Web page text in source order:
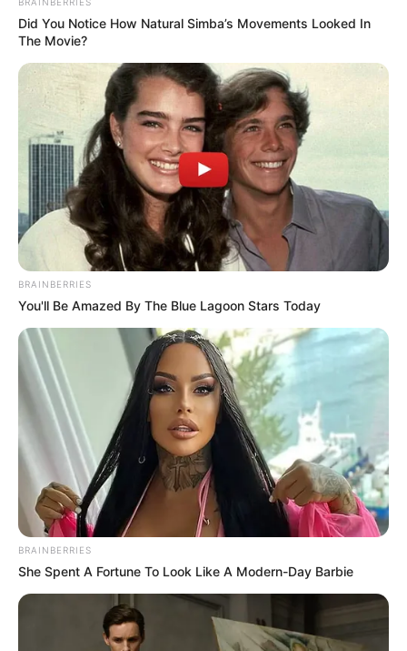
Did You Notice How Natural Simba’s Movements Looked In
The Movie?
BRAINBERRIES
You'll Be Amazed By The Blue Lagoon Stars Today
BRAINBERRIES
She Spent A Fortune To Look Like A Modern-Day Barbie